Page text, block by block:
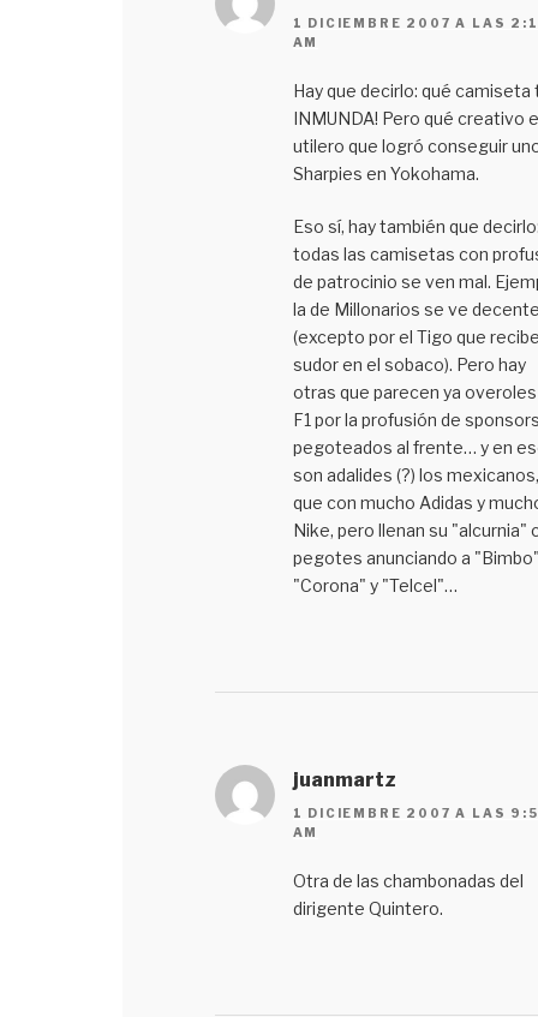
1 DICIEMBRE 2007 A LAS
AM
Hay que decirlo: qué camiseta
INMUNDA! Pero qué creativo
utilero que logró conseguir
Sharpies en Yokohama.
Eso sí, hay también que
todas las camisetas con
de patrocinio se ven mal.
la de Millonarios se ve
(excepto por el Tigo que
sudor en el sobaco). Pero hay
otras que parecen ya
F1 por la profusión de
pegoteados al frente… y en
son adalides (?) los mexicanos,
que con mucho Adidas y
Nike, pero llenan su "alcurnia"
pegotes anunciando a
"Corona" y "Telcel"…
juanmartz
1 DICIEMBRE 2007 A LAS
AM
Otra de las chambonadas del
dirigente Quintero.